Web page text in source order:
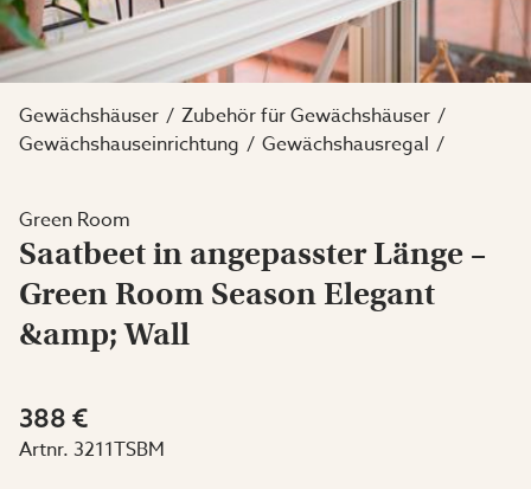
Gewächshäuser
Zubehör für Gewächshäuser
Gewächshauseinrichtung
Gewächshausregal
Green Room
Saatbeet in angepasster Länge –
Green Room Season Elegant
&amp; Wall
388 €
Artnr. 3211TSBM